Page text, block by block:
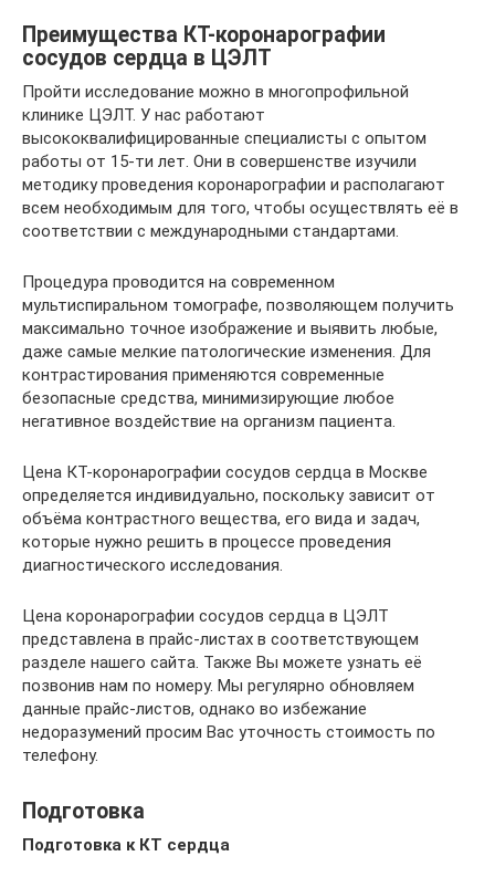
Преимущества КТ-коронарографии
сосудов сердца в ЦЭЛТ
Пройти исследование можно в многопрофильной
клинике ЦЭЛТ. У нас работают
высококвалифицированные специалисты с опытом
работы от 15-ти лет. Они в совершенстве изучили
методику проведения коронарографии и располагают
всем необходимым для того, чтобы осуществлять её в
соответствии с международными стандартами.
Процедура проводится на современном
мультиспиральном томографе, позволяющем получить
максимально точное изображение и выявить любые,
даже самые мелкие патологические изменения. Для
контрастирования применяются современные
безопасные средства, минимизирующие любое
негативное воздействие на организм пациента.
Цена КТ-коронарографии сосудов сердца в Москве
определяется индивидуально, поскольку зависит от
объёма контрастного вещества, его вида и задач,
которые нужно решить в процессе проведения
диагностического исследования.
Цена коронарографии сосудов сердца в ЦЭЛТ
представлена в прайс-листах в соответствующем
разделе нашего сайта. Также Вы можете узнать её
позвонив нам по номеру. Мы регулярно обновляем
данные прайс-листов, однако во избежание
недоразумений просим Вас уточность стоимость по
телефону.
Подготовка
Подготовка к КТ сердца